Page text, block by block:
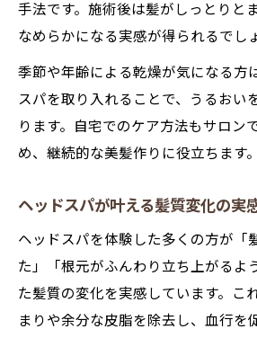
手法です。施術後は髪がしっとりと
なめらかになる実感が得られるでし
季節や年齢による乾燥が気になる方
スパを取り入れることで、うるおい
ります。自宅でのケア方法もサロン
め、継続的な美髪作りに役立ちます。
ヘッドスパが叶える髪質変化の実
ヘッドスパを体験した多くの方が「
た」「根元がふんわり立ち上がるよ
た髪質の変化を実感しています。こ
まりや余分な皮脂を除去し、血行を